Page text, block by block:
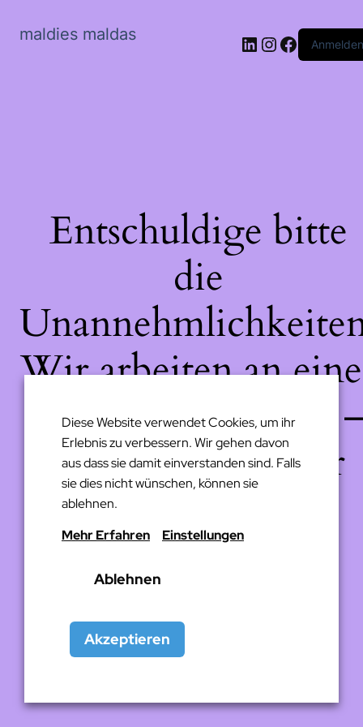
maldies maldas LinkedIn
Instagram
Anmelden
Entschuldige bitte
die
Wir arbeiten an
großartigen Sache
schau bald wieder
Diese Website verwendet Cookies, um ihr
Erlebnis zu verbessern. Wir gehen davon
aus dass sie damit einverstanden sind. Falls
sie dies nicht wünschen, können sie
ablehnen.
Mehr Erfahren
Einstellungen
Ablehnen
Akzeptieren